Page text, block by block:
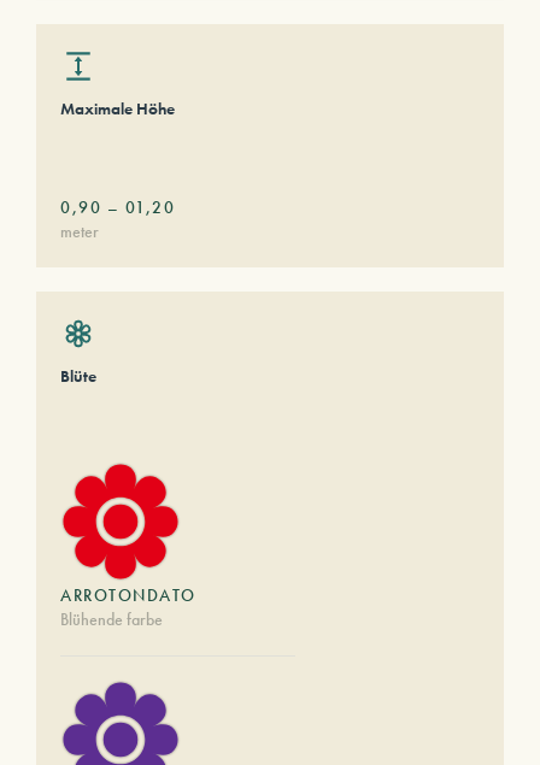
Maximale Höhe
0,90 – 01,20
meter
Blüte
ARROTONDATO
Blühende farbe